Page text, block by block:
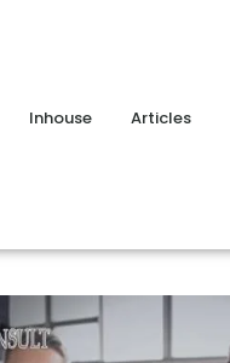
Inhouse Articles